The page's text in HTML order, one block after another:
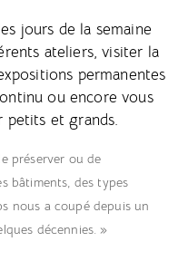
jours de la semaine
ateliers, visiter la
permanentes
ou encore vous
petits et grands.
préserver ou de
bâtiments, des types
nous a coupé depuis un
décennies. »